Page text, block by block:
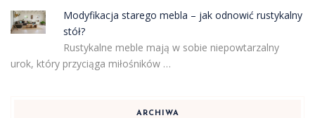
Modyfikacja starego mebla – jak odnowić rustykalny
stół?
Rustykalne meble mają w sobie niepowtarzalny
urok, który przyciąga miłośników …
ARCHIWA